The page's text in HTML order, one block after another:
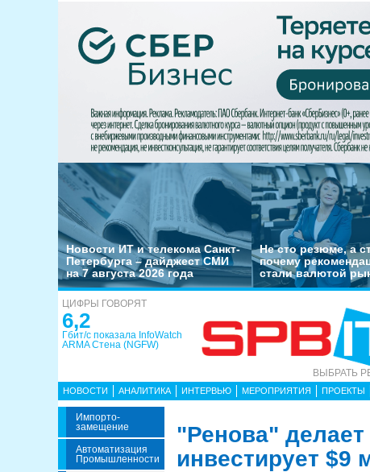
Новости ИТ и телекома Санкт-
Петербурга – дайджест СМИ
на 7 августа 2026 года
Не сто резюме, а
почему
стали валютой
ЦИФРЫ ГОВОРЯТ
6,2
Гбит/с показала InfoWatch
ARMA Стена (NGFW)
ВЫБРАТЬ
НОВОСТИ АНАЛИТИКА ИНТЕРВЬЮ МЕРОПРИЯТИЯ ПРОЕКТЫ
Импорто­
Замещение
Автоматизация
Промышленности
"Ренова"
инвестирует $9